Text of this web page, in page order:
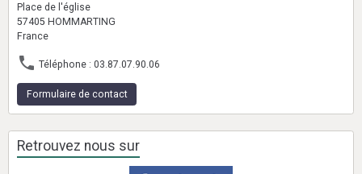
Place de l'église
57405 HOMMARTING
France
Téléphone : 03.87.07.90.06
Formulaire de contact
Retrouvez nous sur